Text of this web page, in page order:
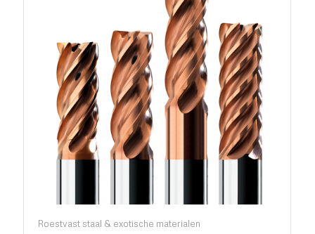
Roestvast staal & exotische materialen